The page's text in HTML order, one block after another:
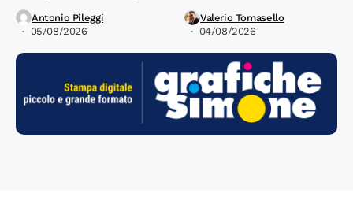
Antonio Pileggi
05/08/2026
Valerio Tomasello
04/08/2026